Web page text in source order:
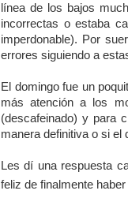
línea de los bajos
incorrectas o estaba
imperdonable). Por
errores siguiendo a
El domingo fue un
más atención a los
(descafeinado) y para
manera definitiva o si el
Les dí una respuesta
feliz de finalmente